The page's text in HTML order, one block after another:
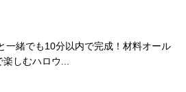
一緒でも10分以内で完成！材料オール
しむハロウ...